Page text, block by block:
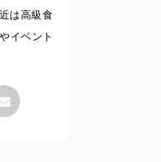
は高級食
イベント